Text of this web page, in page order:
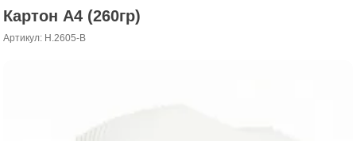
Картон A4 (260гр)
Артикул: H.2605-B